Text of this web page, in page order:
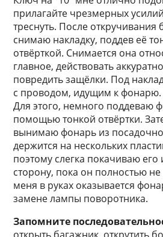
прилагайте чрезмерных
треснуть. После откручивания
снимаю накладку, поддев её
отвёрткой. Снимается она
главное, действовать
повредить защёлки. Под
с проводом, идущим к фонарю.
Для этого, немного поддеваю
помощью тонкой отвёртки.
вынимаю фонарь из
держится на нескольких
поэтому слегка покачиваю его
сторону, пока он полностью не
меня в руках оказывается
замене лампы поворотника.
Запомните